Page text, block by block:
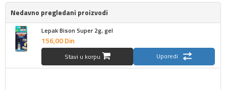
Nedavno pregledani proizvodi
Lepak Bison Super 2g, gel
156,00Din
Stavi u korpu Uporedi